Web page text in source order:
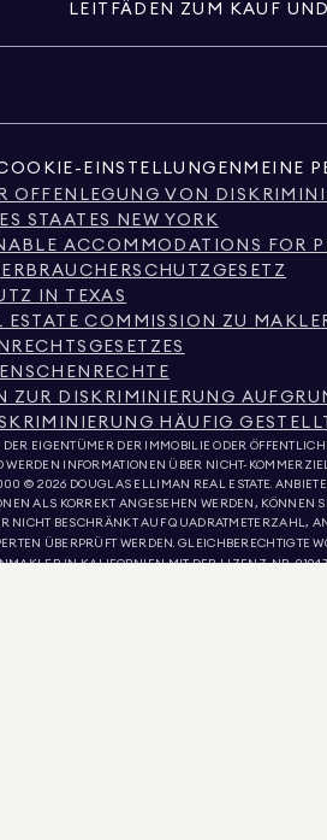
LEITFÄDEN ZUM KAUF
EINSTELLUNGEN MEINE
OFFENLEGUNG VON
STAATES NEW YORK
ACCOMMODATIONS FOR
IN TEXAS
ESTATE COMMISSION ZU
ZUR DISKRIMINIERUNG
HÄUFIG
EIGENTÜMER DER IMMOBILIE ODER
INFORMATIONEN ÜBER NICHT-
© 2026 DOUGLAS ELLIMAN REAL ESTATE.
ALS KORREKT ANGESEHEN WERDEN,
NICHT BESCHRÄNKT AUF
ÜBERPRÜFT WERDEN.
IN KALIFORNIEN MIT DER LIZENZ-NR.